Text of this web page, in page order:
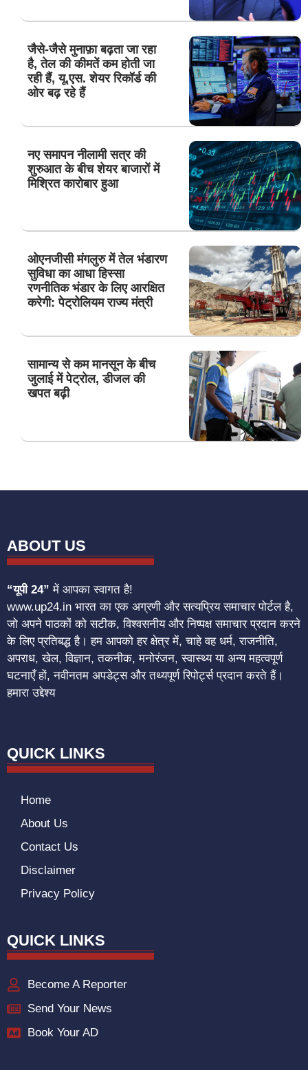
जैसे-जैसे मुनाफ़ा बढ़ता जा रहा
है, तेल की कीमतें कम होती जा
रही हैं, यू.एस. शेयर रिकॉर्ड की
ओर बढ़ रहे हैं
नए समापन नीलामी सत्र की
शुरुआत के बीच शेयर बाजारों में
मिश्रित कारोबार हुआ
ओएनजीसी मंगलुरु में तेल भंडारण
सुविधा का आधा हिस्सा
रणनीतिक भंडार के लिए आरक्षित
करेगी: पेट्रोलियम राज्य मंत्री
सामान्य से कम मानसून के बीच
जुलाई में पेट्रोल, डीजल की
खपत बढ़ी
ABOUT US
“यूपी 24” में आपका स्वागत है!
www.up24.in भारत का एक अग्रणी और सत्यप्रिय समाचार पोर्टल है,
जो अपने पाठकों को सटीक, विश्वसनीय और निष्पक्ष समाचार प्रदान करने
के लिए प्रतिबद्ध है। हम आपको हर क्षेत्र में, चाहे वह धर्म, राजनीति,
अपराध, खेल, विज्ञान, तकनीक, मनोरंजन, स्वास्थ्य या अन्य महत्वपूर्ण
घटनाएँ हों, नवीनतम अपडेट्स और तथ्यपूर्ण रिपोर्ट्स प्रदान करते हैं।
हमारा उद्देश्य
QUICK LINKS
Home
About Us
Contact Us
Disclaimer
Privacy Policy
QUICK LINKS
Become A Reporter
Send Your News
Book Your AD